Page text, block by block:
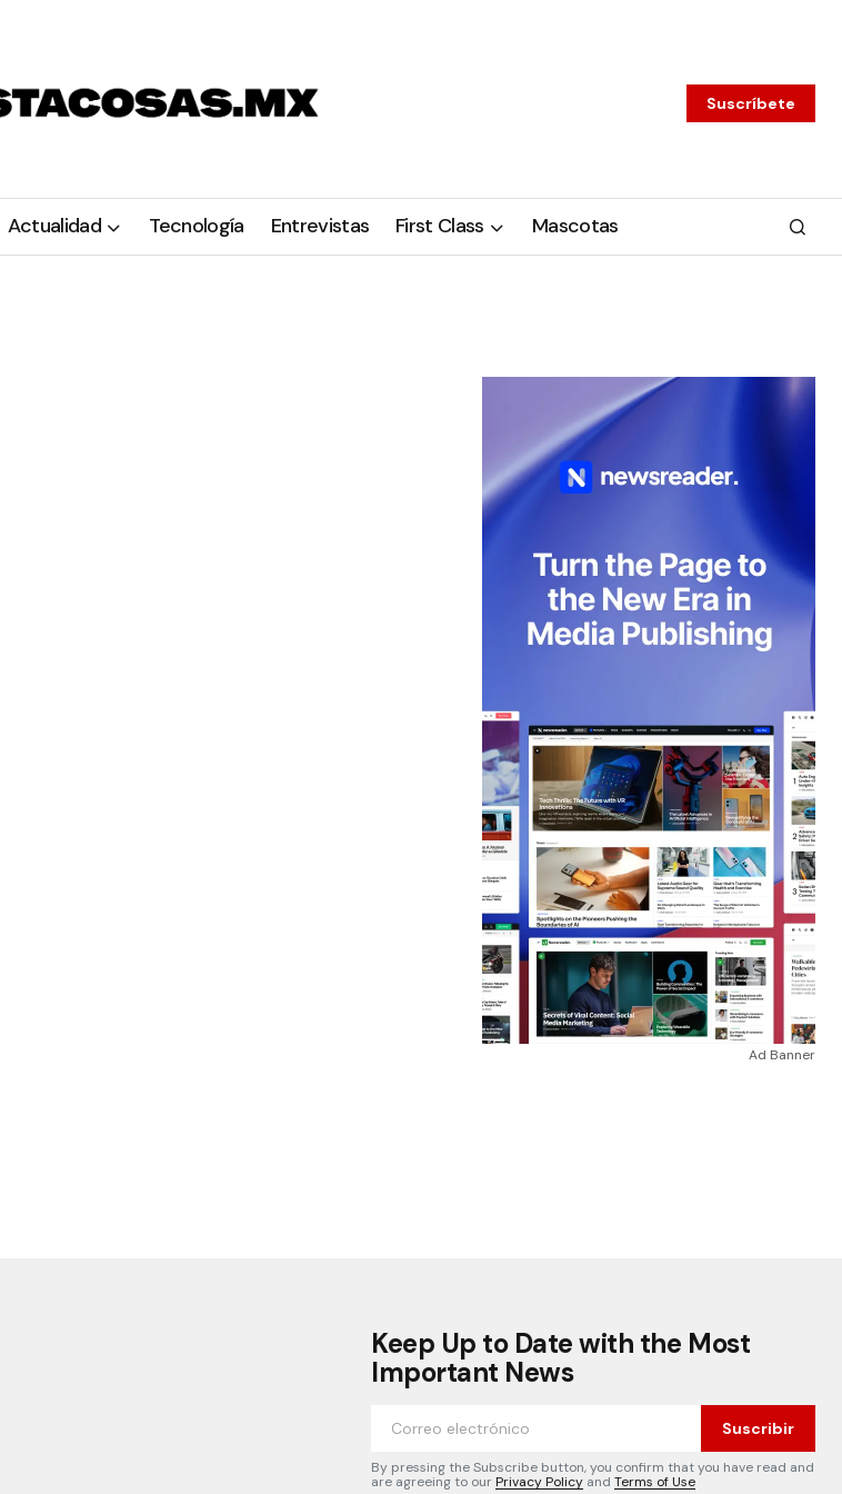
Suscríbete
Actualidad Tecnología Entrevistas First Class Mascotas
Ad Banner
Keep Up to Date with the Most
Important News
Suscribir
By pressing the Subscribe button, you confirm that you have read and
are agreeing to ourPrivacy Policy and Terms of Use